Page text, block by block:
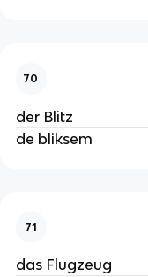
70
der Blitz
de bliksem
71
das Flugzeug